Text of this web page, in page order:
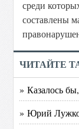
среди
составлены
ЧИТАЙТЕ
» Казалось
» Юрий